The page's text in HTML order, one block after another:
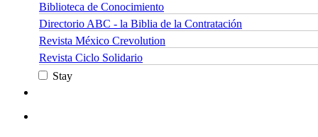
Biblioteca de Conocimiento
Directorio ABC - la Biblia de la Contratación
Revista México Crevolution
Revista Ciclo Solidario
Stay